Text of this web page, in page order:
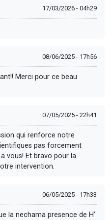
17/03/2026 - 04h29
08/06/2025 - 17h56
Merci pour ce beau
07/05/2025 - 22h41
qui renforce notre
pas forcement
vous! Et bravo pour la
intervention.
06/05/2025 - 17h33
la nechama presence de H’